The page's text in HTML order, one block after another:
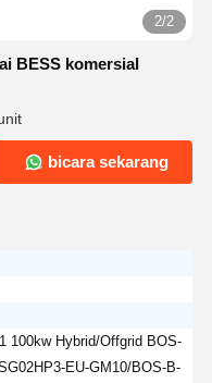
2/2
BESS komersial
bicara sekarang
100kw Hybrid/Offgrid BOS-
EU-GM10/BOS-B-